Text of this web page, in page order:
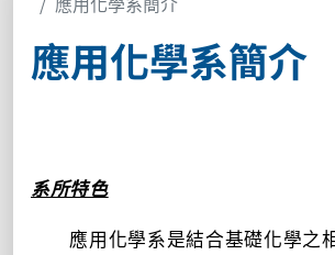
應用化學系簡介
系所特色
應用化學系是結合基礎化學之